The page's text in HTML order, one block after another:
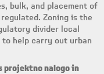
bulk, and placement of
Zoning is the
divider local
to help carry out urban
projektno nalogo in